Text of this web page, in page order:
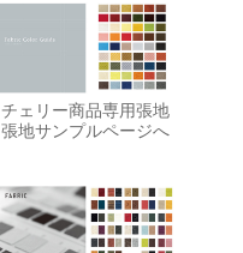
チェリー商品専用張地
張地サンプルページへ